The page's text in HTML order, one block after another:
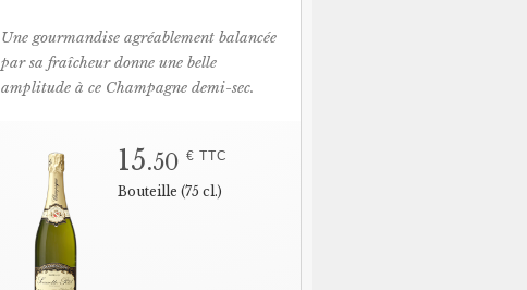
Une gourmandise agréablement balancée
par sa fraîcheur donne une belle
amplitude à ce Champagne demi-sec.
15.50 € TTC
Bouteille (75 cl.)